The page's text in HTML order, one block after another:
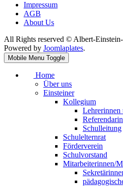
Impressum
AGB
About Us
All Rights reserved © Albert-
Powered by Joomlaplates.
Mobile Menu Toggle
Home
Über uns
Einsteiner
Kollegium
Lehrerinnen
Schulleitung
Schulelternrat
Förderverein
Schulvorstand
Mitarbeiterinnen/